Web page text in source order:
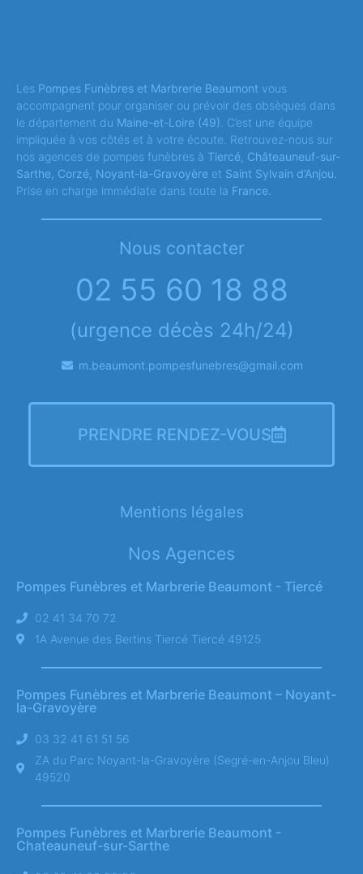
Les Pompes Funèbres et Marbrerie Beaumont vous
accompagnent pour organiser ou prévoir des obsèques dans
le département du Maine-et-Loire (49) . C’est une équipe
impliquée à vos côtés et à votre écoute. Retrouvez-nous sur
nos agences de pompes funèbres à Tiercé Châteauneuf-sur-
Sarthe, Corzé, Noyant-la-Gravoyère et Saint Sylvain d’Anjou.
Prise en charge immédiate dans toute la France.
Nous contacter
02 55 60 18 88
(urgence décès 24h/24)
m.beaumont.pompesfunebres@gmail.com
PRENDRE RENDEZ-VOUS
Mentions légales
Nos Agences
Pompes Funèbres et Marbrerie Beaumont - Tiercé
02 41 34 70 72
1A Avenue des Bertins Tiercé Tiercé 49125
Pompes Funèbres et Marbrerie Beaumont – Noyant-
la-Gravoyère
03 32 41 61 51 56
ZA du Parc Noyant-la-Gravoyère (Segré-en-Anjou Bleu)
49520
Pompes Funèbres et Marbrerie Beaumont -
Chateauneuf-sur-Sarthe